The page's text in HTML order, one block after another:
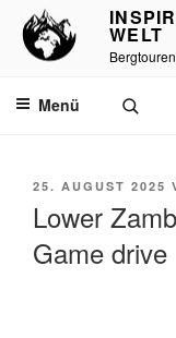
WELT
Menü
25. AUGUST 2025
Lower
Game drive